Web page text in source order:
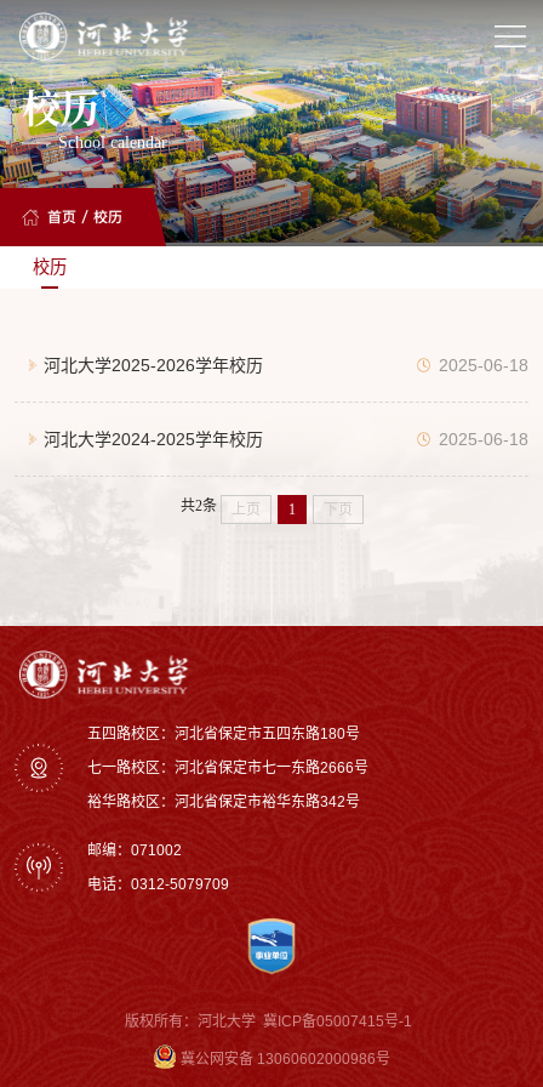
校历
School calendar
首页 /校历
校历
河北大学2025-2026学年校历 2025-06-18
河北大学2024-2025学年校历 2025-06-18
共2条 上页 1 下页
五四路校区：河北省保定市五四东路180号
七一路校区：‌河北省保定市七一东路2666号
裕华路校区‌：河北省保定市裕华东路342号
邮编：071002
电话：0312-5079709
版权所有：河北大学 冀ICP备05007415号-1
冀公网安备 13060602000986号